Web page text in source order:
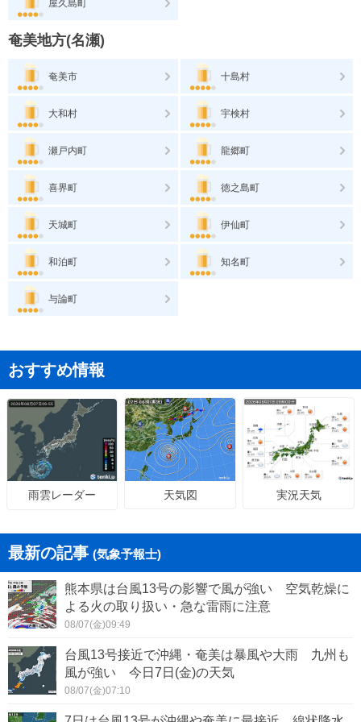
屋久島町
奄美地方(名瀬)
奄美市 十島村
大和村 宇検村
瀬戸内町 龍郷町
喜界町 徳之島町
天城町 伊仙町
和泊町 知名町
与論町
おすすめ情報
雨雲レーダー 天気図 実況天気
最新の記事 (気象予報士)
熊本県は台風13号の影響で風が強い 空気乾燥に
よる火の取り扱い・急な雷雨に注意
08/07(金)09:49
台風13号接近で沖縄・奄美は暴風や大雨 九州も
風が強い 今日7日(金)の天気
08/07(金)07:10